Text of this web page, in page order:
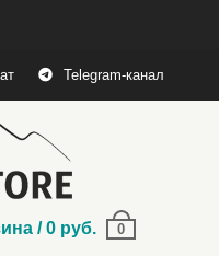
Telegram-канал
/0 руб. 0